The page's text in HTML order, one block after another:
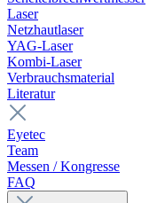
Laser
Netzhautlaser
YAG-Laser
Kombi-Laser
Verbrauchsmaterial
Literatur
Eyetec
Team
Messen / Kongresse
FAQ